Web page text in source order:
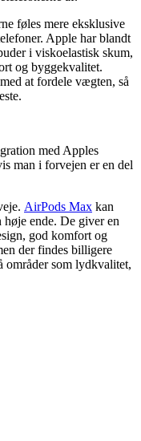
føles mere eksklusive
Apple har blandt
i viskoelastisk skum,
og byggekvalitet.
at fordele vægten, så
med Apples
man i forvejen er en del
AirPods Max kan
ende. De giver en
god komfort og
der findes billigere
områder som lydkvalitet,